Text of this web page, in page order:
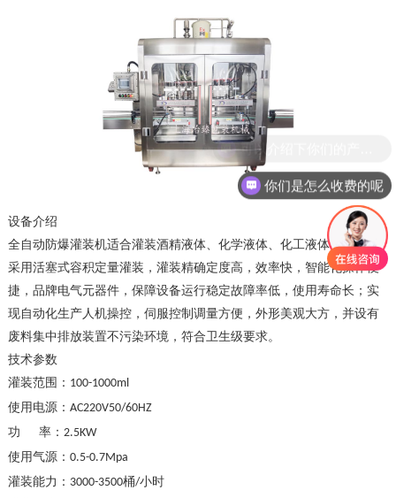
设备介绍
全自动防爆灌装机适合灌装酒精液体、化学液体、化工液体等物料；
采用活塞式容积定量灌装，灌装精确定度高，效率快，智能化操作便
捷，品牌电气元器件，保障设备运行稳定故障率低，使用寿命长；实
现自动化生产人机操控，伺服控制调量方便，外形美观大方，并设有
废料集中排放装置不污染环境，符合卫生级要求。
技术参数
灌装范围： 100-1000ml
使用电源： AC220V50/60HZ
功 率：2.5KW
使用气源： 0.5-0.7Mpa
灌装能力： 3000-3500桶/小时
你们是怎么收费的呢